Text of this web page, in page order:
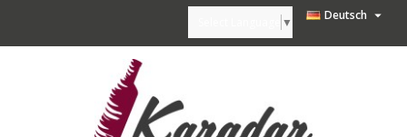
Deutsch 
▼